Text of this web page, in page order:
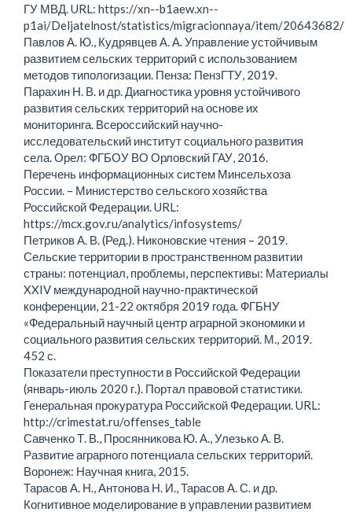
ГУ МВД. URL: https://xn--b1aew.xn--
p1ai/Deljatelnost/statistics/migracionnaya/item/20643682/
Павлов А. Ю., Кудрявцев А. А. Управление устойчивым
развитием сельских территорий с использованием
методов типологизации. Пенза: ПензГТУ, 2019.
Парахин Н. В. и др. Диагностика уровня устойчивого
развития сельских территорий на основе их
мониторинга. Всероссийский научно-
исследовательский институт социального развития
села. Орел: ФГБОУ ВО Орловский ГАУ, 2016.
Перечень информационных систем Минсельхоза
России. – Министерство сельского хозяйства
Российской Федерации. URL:
https://mcx.gov.ru/analytics/infosystems/
Петриков А. В. (Ред.). Никоновские чтения – 2019.
Сельские территории в пространственном развитии
страны: потенциал, проблемы, перспективы: Материалы
XXIV международной научно-практической
конференции, 21-22 октября 2019 года. ФГБНУ
«Федеральный научный центр аграрной экономики и
социального развития сельских территорий. М., 2019.
452 с.
Показатели преступности в Российской Федерации
(январь-июль 2020 г.). Портал правовой статистики.
Генеральная прокуратура Российской Федерации. URL:
http://crimestat.ru/offenses_table
Савченко Т. В., Просянникова Ю. А., Улезько А. В.
Развитие аграрного потенциала сельских территорий.
Воронеж: Научная книга, 2015.
Тарасов А. Н., Антонова Н. И., Тарасов А. С. и др.
Когнитивное моделирование в управлении развитием